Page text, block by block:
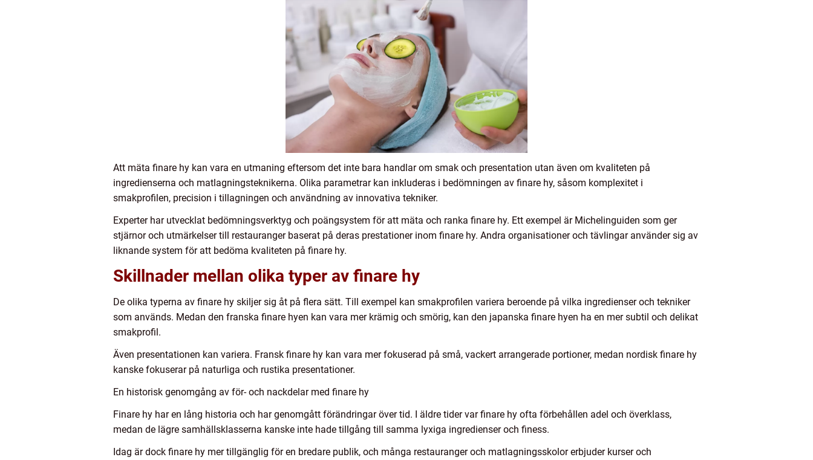
Att mäta finare hy kan vara en utmaning eftersom det inte bara handlar om smak och presentation utan även om kvaliteten på
ingredienserna och matlagningsteknikerna. Olika parametrar kan inkluderas i bedömningen av finare hy, såsom komplexitet i
smakprofilen, precision i tillagningen och användning av innovativa tekniker.
Experter har utvecklat bedömningsverktyg och poängsystem för att mäta och ranka finare hy. Ett exempel är Michelinguiden som ger
stjärnor och utmärkelser till restauranger baserat på deras prestationer inom finare hy. Andra organisationer och tävlingar använder sig av
liknande system för att bedöma kvaliteten på finare hy.
Skillnader mellan olika typer av finare hy
De olika typerna av finare hy skiljer sig åt på flera sätt. Till exempel kan smakprofilen variera beroende på vilka ingredienser och tekniker
som används. Medan den franska finare hyen kan vara mer krämig och smörig, kan den japanska finare hyen ha en mer subtil och delikat
smakprofil.
Även presentationen kan variera. Fransk finare hy kan vara mer fokuserad på små, vackert arrangerade portioner, medan nordisk finare hy
kanske fokuserar på naturliga och rustika presentationer.
En historisk genomgång av för- och nackdelar med finare hy
Finare hy har en lång historia och har genomgått förändringar över tid. I äldre tider var finare hy ofta förbehållen adel och överklass,
medan de lägre samhällsklasserna kanske inte hade tillgång till samma lyxiga ingredienser och finess.
Idag är dock finare hy mer tillgänglig för en bredare publik, och många restauranger och matlagningsskolor erbjuder kurser och